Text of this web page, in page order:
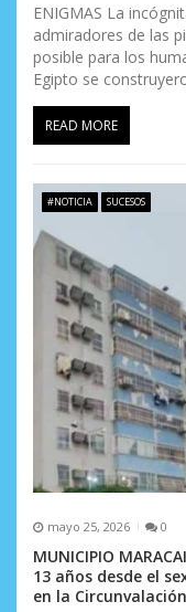
ENIGMAS La
admiradores de las
posible para los
Egipto se
READ MORE
#NOTICIA SUCESOS
mayo 25, 2026 0
MUNICIPIO
13 años desde el
en la